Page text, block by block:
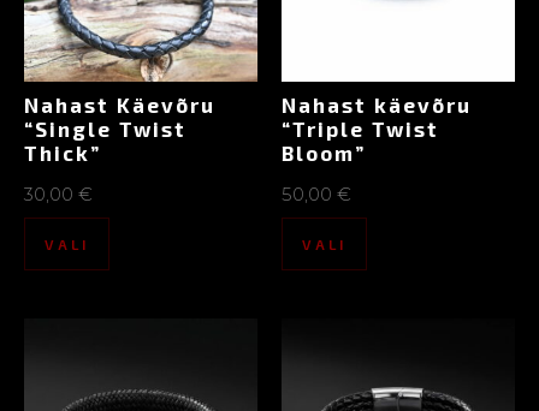
Nahast Käevõru
“Single Twist
Thick”
30,00 €
VALI
Nahast käevõru
“Triple Twist
Bloom”
50,00 €
VALI